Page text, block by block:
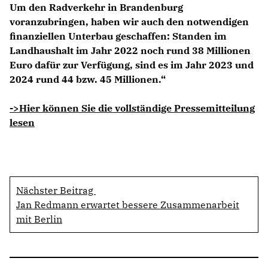
Um den Radverkehr in Brandenburg
voranzubringen, haben wir auch den notwendigen
finanziellen Unterbau geschaffen: Standen im
Landhaushalt im Jahr 2022 noch rund 38 Millionen
Euro dafür zur Verfügung, sind es im Jahr 2023 und
2024 rund 44 bzw. 45 Millionen.“
->Hier können Sie die vollständige Pressemitteilung
lesen
Nächster Beitrag
Jan Redmann erwartet bessere Zusammenarbeit
mit Berlin